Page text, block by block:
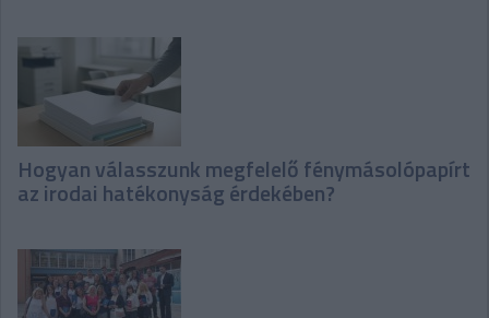
Hogyan válasszunk megfelelő fénymásolópapírt
az irodai hatékonyság érdekében?